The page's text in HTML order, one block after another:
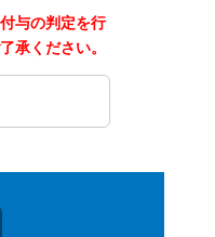
与の判定を行
承ください。